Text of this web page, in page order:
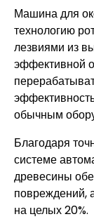
Машина для
технологию
лезвиями из
эффективной
обычным
Благодаря
системе
древесины
повреждений,
на целых 20%.